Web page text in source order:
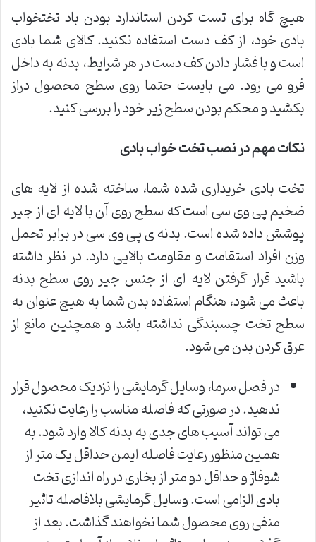
هیچ گاه برای تست کردن استاندارد بودن باد تختخواب
بادی خود، از کف دست استفاده نکنید. کالای شما بادی
است و با فشار دادن کف دست در هر شرایط، بدنه به داخل
فرو می رود. می بایست حتما روی سطح محصول دراز
بکشید و محکم بودن سطح زیر خود را بررسی کنید.
نکات مهم در نصب تخت خواب بادی
تخت بادی خریداری شده شما، ساخته شده از لایه های
ضخیم پی وی سی است که سطح روی آن با لایه ای از جیر
پوشش داده شده است. بدنه ی پی وی سی در برابر تحمل
وزن افراد استقامت و مقاومت بالایی دارد. در نظر داشته
باشید قرار گرفتن لایه ای از جنس جیر روی سطح بدنه
باعث می شود، هنگام استفاده بدن شما به هیچ عنوان به
سطح تخت چسبندگی نداشته باشد و همچنین مانع از
عرق کردن بدن می شود.
در فصل سرما، وسایل گرمایشی را نزدیک محصول قرار
ندهید. در صورتی که فاصله مناسب را رعایت نکنید،
می تواند آسیب های جدی به بدنه کالا وارد شود. به
همین منظور رعایت فاصله ایمن حداقل یک متر از
شوفاژ و حداقل دو متر از بخاری در راه اندازی تخت
بادی الزامی است. وسایل گرمایشی بلافاصله تاثیر
منفی روی محصول شما نخواهند گذاشت. بعد از